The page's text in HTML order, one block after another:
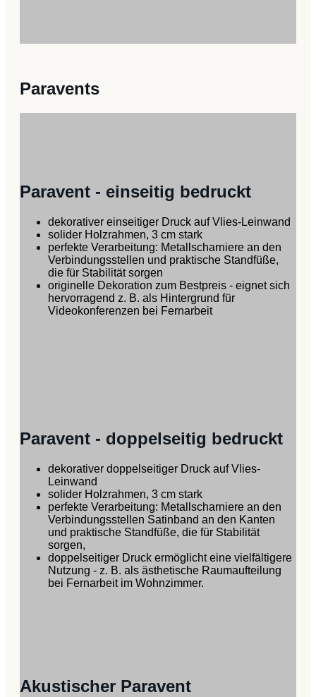
Paravents
Paravent - einseitig bedruckt
dekorativer einseitiger Druck auf Vlies-Leinwand
solider Holzrahmen, 3 cm stark
perfekte Verarbeitung: Metallscharniere an den
Verbindungsstellen und praktische Standfüße,
die für Stabilität sorgen
originelle Dekoration zum Bestpreis - eignet sich
hervorragend z. B. als Hintergrund für
Videokonferenzen bei Fernarbeit
Paravent - doppelseitig bedruckt
dekorativer doppelseitiger Druck auf Vlies-
Leinwand
solider Holzrahmen, 3 cm stark
perfekte Verarbeitung: Metallscharniere an den
Verbindungsstellen Satinband an den Kanten
und praktische Standfüße, die für Stabilität
sorgen,
doppelseitiger Druck ermöglicht eine vielfältigere
Nutzung - z. B. als ästhetische Raumaufteilung
bei Fernarbeit im Wohnzimmer.
Akustischer Paravent